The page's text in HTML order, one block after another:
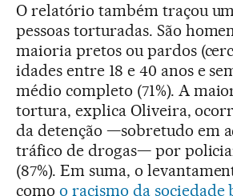
O relatório também traçou
pessoas torturadas. São
maioria pretos ou pardos
idades entre 18 e 40 anos e
médio completo (71%). A
tortura, explica Oliveira,
da detenção —sobretudo em
tráfico de drogas— por
(87%). Em suma, o
como o racismo da sociedade